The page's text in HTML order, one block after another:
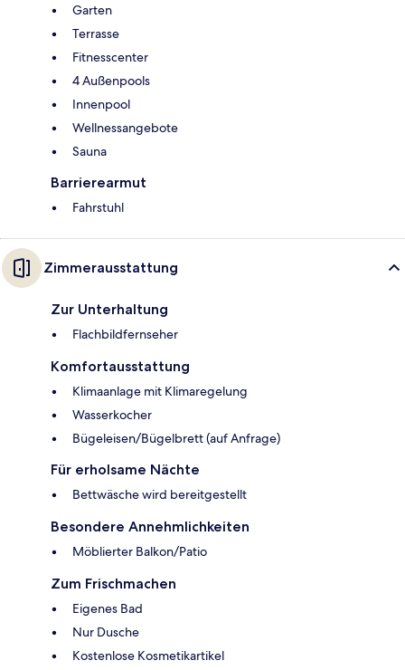
Garten
Terrasse
Fitnesscenter
4 Außenpools
Innenpool
Wellnessangebote
Sauna
Barrierearmut
Fahrstuhl
Zimmerausstattung
Zur Unterhaltung
Flachbildfernseher
Komfortausstattung
Klimaanlage mit Klimaregelung
Wasserkocher
Bügeleisen/Bügelbrett (auf Anfrage)
Für erholsame Nächte
Bettwäsche wird bereitgestellt
Besondere Annehmlichkeiten
Möblierter Balkon/Patio
Zum Frischmachen
Eigenes Bad
Nur Dusche
Kostenlose Kosmetikartikel